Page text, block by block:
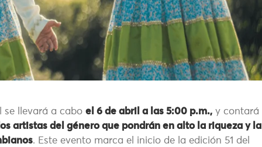
se llevará a cabo el 6 de abril a las 5:00 p.m., y contará
artistas del género que pondrán en alto la riqueza y la
. Este evento marca el inicio de la edición 51 del